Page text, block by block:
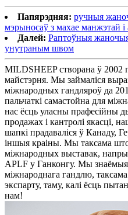
Папярэдняя: ручныя
мэрыносаў з махае манжэтай
Далей: Раптоўныя
унутраным швом
MILDSHEEP створана ў 2002
майстэрня. Мы займаліся
міжнародных гандляроў да
пальчаткі самастойна для
нас ёсць уласны прафесійны
продажах і кантролі якасці,
шапкі прадаваліся ў Канаду,
іншыя краіны. Мы таксама
міжнародных выставак,
APLF у Ганконгу. Мы знаёмыя
міжнароднага гандлю,
экспарту, таму, калі ёсць
нам!